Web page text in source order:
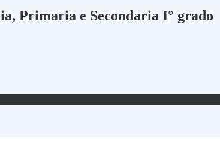
Primaria e Secondaria I° grado